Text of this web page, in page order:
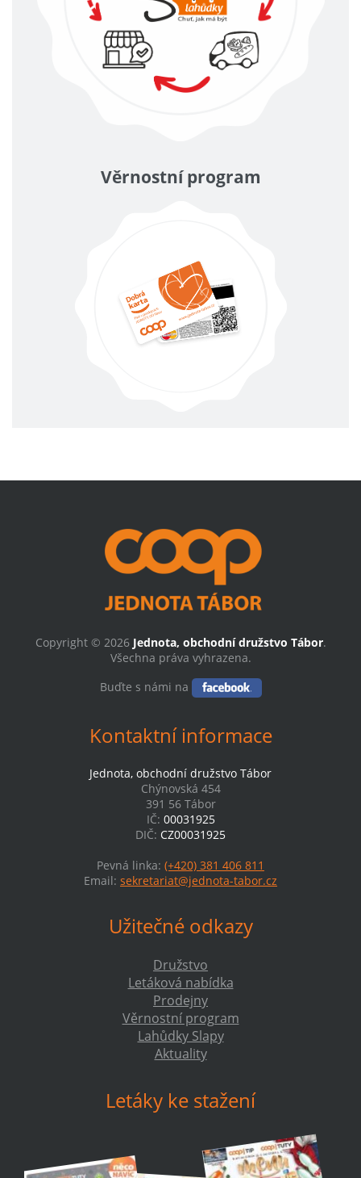
Věrnostní program
Copyright © 2026 Jednota, obchodní družstvo Tábor.
Všechna práva vyhrazena.
Buďte s námi na
Kontaktní informace
Jednota, obchodní družstvo Tábor
Chýnovská 454
391 56 Tábor
IČ: 00031925
DIČ: CZ00031925
Pevná linka: (+420) 381 406 811
Email: sekretariat@jednota-tabor.cz
Užitečné odkazy
Družstvo
Letáková nabídka
Prodejny
Věrnostní program
Lahůdky Slapy
Aktuality
Letáky ke stažení